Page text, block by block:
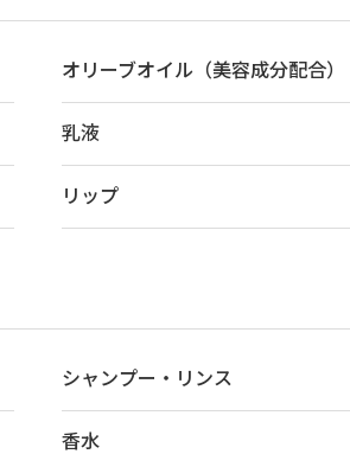
オリーブオイル（美容成分配合）
乳液
リップ
シャンプー・リンス
香水